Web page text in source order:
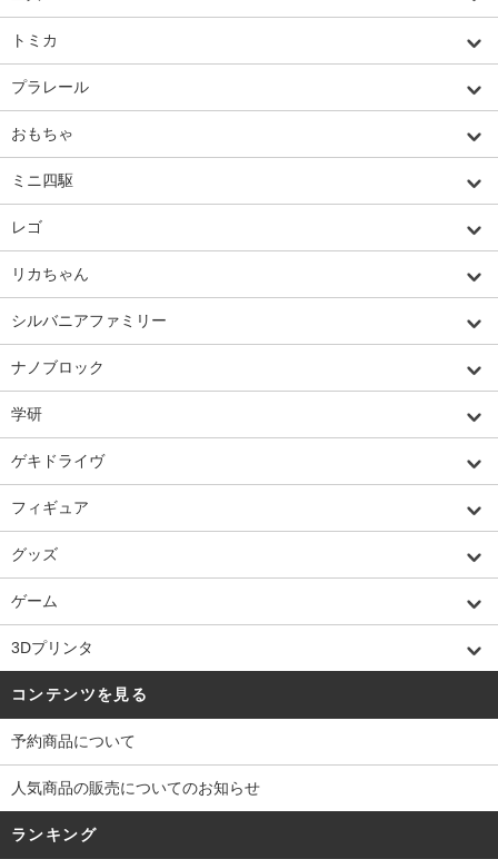
トミカ
プラレール
おもちゃ
ミニ四駆
レゴ
リカちゃん
シルバニアファミリー
ナノブロック
学研
ゲキドライヴ
フィギュア
グッズ
ゲーム
3Dプリンタ
コンテンツを見る
予約商品について
人気商品の販売についてのお知らせ
ランキング